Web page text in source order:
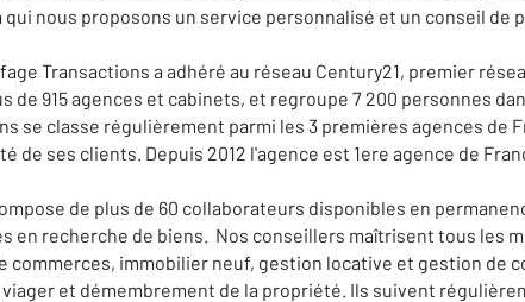
qui nous proposons un service personnalisé et un conseil de
Transactions a adhéré au réseau Century21, premier
de 915 agences et cabinets, et regroupe 7 200 personnes
se classe régulièrement parmi les 3 premières agences de
de ses clients. Depuis 2012 l'agence est 1ere agence de
de plus de 60 collaborateurs disponibles en
en recherche de biens. Nos conseillers maîtrisent tous les
commerces, immobilier neuf, gestion locative et gestion de
et démembrement de la propriété. Ils suivent